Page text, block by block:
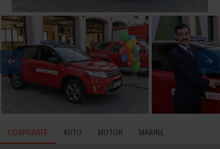
CORPORATE AUTO MOTOR MARINE